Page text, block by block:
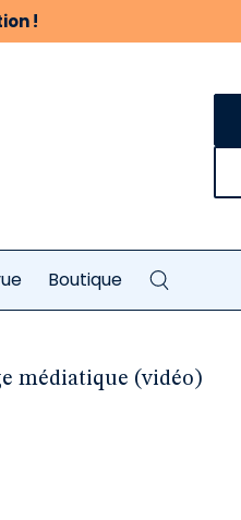
!
Boutique
médiatique (vidéo)